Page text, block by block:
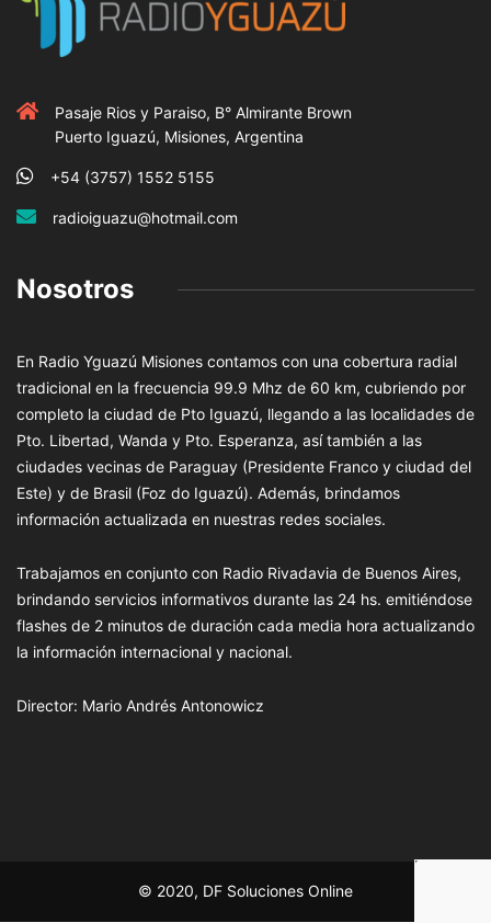
Pasaje Rios y Paraiso, B° Almirante Brown
Puerto Iguazú, Misiones, Argentina
+54 (3757) 1552 5155
radioiguazu@hotmail.com
Nosotros
En Radio Yguazú Misiones contamos con una cobertura radial
tradicional en la frecuencia 99.9 Mhz de 60 km, cubriendo por
completo la ciudad de Pto Iguazú, llegando a las localidades de
Pto. Libertad, Wanda y Pto. Esperanza, así también a las
ciudades vecinas de Paraguay (Presidente Franco y ciudad del
Este) y de Brasil (Foz do Iguazú). Además, brindamos
información actualizada en nuestras redes sociales.
Trabajamos en conjunto con Radio Rivadavia de Buenos Aires,
brindando servicios informativos durante las 24 hs. emitiéndose
flashes de 2 minutos de duración cada media hora actualizando
la información internacional y nacional.
Director: Mario Andrés Antonowicz
© 2020, DF Soluciones Online